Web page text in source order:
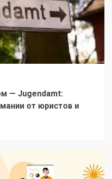
— Jugendamt:
от юристов и